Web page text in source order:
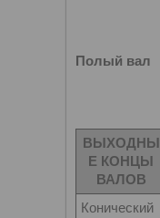
Полый вал
ВЫХОДНЫ
Е КОНЦЫ
ВАЛОВ
Конический